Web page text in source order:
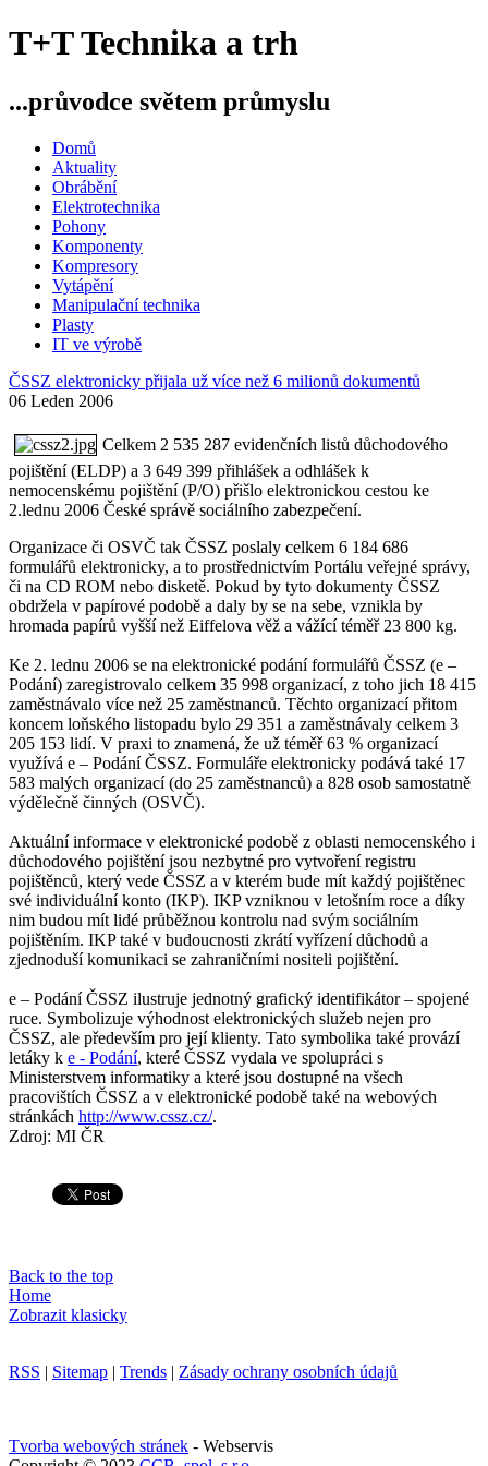
T+T Technika a trh
...průvodce světem průmyslu
Domů
Aktuality
Obrábění
Elektrotechnika
Pohony
Komponenty
Kompresory
Vytápění
Manipulační technika
Plasty
IT ve výrobě
ČSSZ elektronicky přijala už více než 6 milionů dokumentů
06 Leden 2006
Celkem 2 535 287 evidenčních listů důchodového
pojištění (ELDP) a 3 649 399 přihlášek a odhlášek k
nemocenskému pojištění (P/O) přišlo elektronickou cestou ke
2.lednu 2006 České správě sociálního zabezpečení.
Organizace či OSVČ tak ČSSZ poslaly celkem 6 184 686
formulářů elektronicky, a to prostřednictvím Portálu veřejné správy,
či na CD ROM nebo disketě. Pokud by tyto dokumenty ČSSZ
obdržela v papírové podobě a daly by se na sebe, vznikla by
hromada papírů vyšší než Eiffelova věž a vážící téměř 23 800 kg.
Ke 2. lednu 2006 se na elektronické podání formulářů ČSSZ (e –
Podání) zaregistrovalo celkem 35 998 organizací, z toho jich 18 415
zaměstnávalo více než 25 zaměstnanců. Těchto organizací přitom
koncem loňského listopadu bylo 29 351 a zaměstnávaly celkem 3
205 153 lidí. V praxi to znamená, že už téměř 63 % organizací
využívá e – Podání ČSSZ. Formuláře elektronicky podává také 17
583 malých organizací (do 25 zaměstnanců) a 828 osob samostatně
výdělečně činných (OSVČ).
Aktuální informace v elektronické podobě z oblasti nemocenského i
důchodového pojištění jsou nezbytné pro vytvoření registru
pojištěnců, který vede ČSSZ a v kterém bude mít každý pojištěnec
své individuální konto (IKP). IKP vzniknou v letošním roce a díky
nim budou mít lidé průběžnou kontrolu nad svým sociálním
pojištěním. IKP také v budoucnosti zkrátí vyřízení důchodů a
zjednoduší komunikaci se zahraničními nositeli pojištění.
e – Podání ČSSZ ilustruje jednotný grafický identifikátor – spojené
ruce. Symbolizuje výhodnost elektronických služeb nejen pro
ČSSZ, ale především pro její klienty. Tato symbolika také provází
letáky k e - Podání, které ČSSZ vydala ve spolupráci s
Ministerstvem informatiky a které jsou dostupné na všech
pracovištích ČSSZ a v elektronické podobě také na webových
stránkách http://www.cssz.cz/.
Zdroj: MI ČR
Back to the top
Home
Zobrazit klasicky
RSS | Sitemap | Trends | Zásady ochrany osobních údajů
Tvorba webových stránek - Webservis